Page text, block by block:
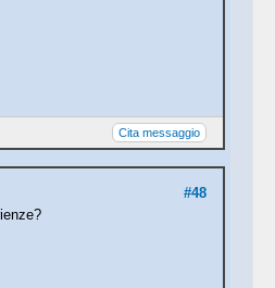
Cita messaggio
#48